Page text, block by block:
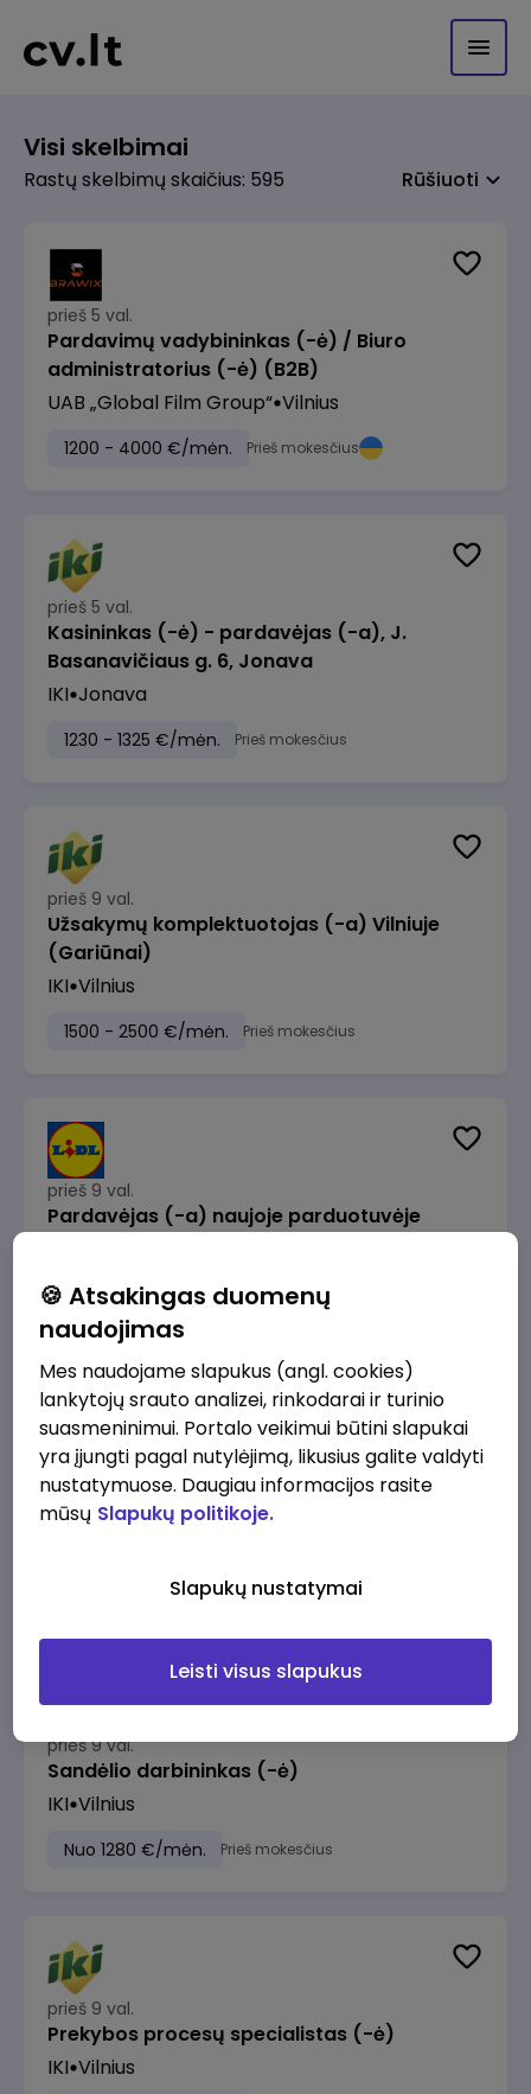
Visi skelbimai
Rastų skelbimų skaičius: 595 Rūšiuoti
prieš 5 val.
Pardavimų vadybininkas (-ė) / Biuro
administratorius (-ė) (B2B)
UAB „Global Film Group“ Vilnius
1200 - 4000 €/mėn. Prieš mokesčius
prieš 5 val.
Kasininkas (-ė) - pardavėjas (-a), J.
Basanavičiaus g. 6, Jonava
IKI Jonava
1230 - 1325 €/mėn. Prieš mokesčius
prieš 9 val.
Užsakymų komplektuotojas (-a) Vilniuje
(Gariūnai)
IKI Vilnius
1500 - 2500 €/mėn. Prieš mokesčius
prieš 9 val.
Pardavėjas (-a) naujoje parduotuvėje
1715 - 2170 €/mėn.
prieš 9 val.
Darbo užmokesčio buhalteris(ė)
3000 - 3650 €/mėn. Prieš mokesčius
prieš 9 val.
Sandėlio darbininkas (-ė)
IKI Vilnius
Nuo 1280 €/mėn. Prieš mokesčius
prieš 9 val.
Prekybos procesų specialistas (-ė)
IKI Vilnius
🍪 Atsakingas duomenų
naudojimas
Mes naudojame slapukus (angl. cookies)
lankytojų srauto analizei, rinkodarai ir turinio
suasmeninimui. Portalo veikimui būtini slapukai
yra įjungti pagal nutylėjimą, likusius galite valdyti
nustatymuose. Daugiau informacijos rasite
mūsų Slapukų politikoje.
Slapukų nustatymai
Leisti visus slapukus